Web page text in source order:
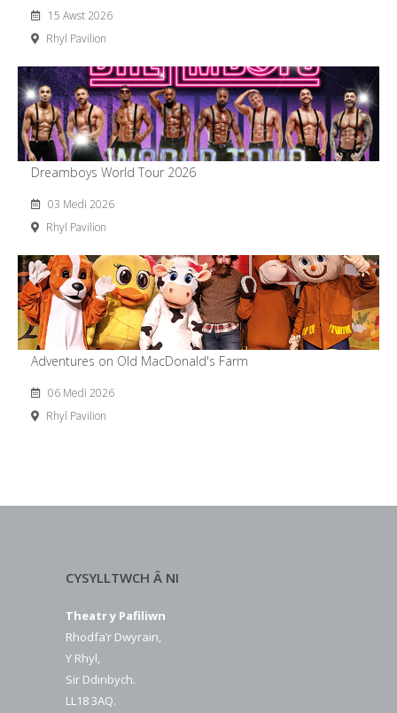
15 Awst 2026
Rhyl Pavilion
Dreamboys World Tour 2026
03 Medi 2026
Rhyl Pavilion
Adventures on Old MacDonald's Farm
06 Medi 2026
Rhyl Pavilion
CYSYLLTWCH Â NI
Theatr y Pafiliwn
Rhodfa’r Dwyrain,
Y Rhyl,
Sir Ddinbych.
LL18 3AQ.